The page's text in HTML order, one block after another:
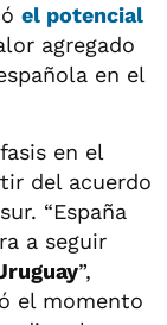
el potencial
agregado
en el
en el
del acuerdo
“España
a seguir
”,
el momento